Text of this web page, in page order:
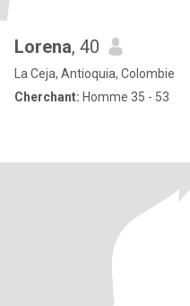
Lorena, 40
La Ceja, Antioquia, Colombie
Cherchant: Homme 35 - 53